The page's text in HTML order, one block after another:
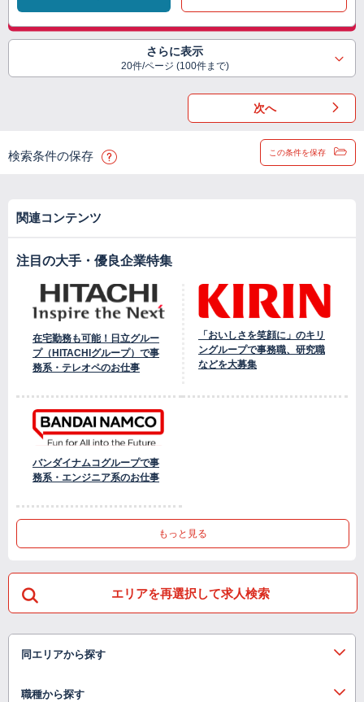
さらに表示
20件/ページ (100件まで)
次へ
検索条件の保存 この条件を保存
関連コンテンツ
注目の大手・優良企業特集
在宅勤務も可能！日立グルー
プ（HITACHIグループ）で事
務系・テレオペのお仕事
「おいしさを笑顔に」のキリ
ングループで事務職、研究職
などを大募集
バンダイナムコグループで事
務系・エンジニア系のお仕事
もっと見る
エリアを再選択して求人検索
同エリアから探す
職種から探す